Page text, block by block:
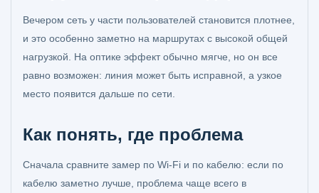
Вечером сеть у части пользователей становится плотнее,
и это особенно заметно на маршрутах с высокой общей
нагрузкой. На оптике эффект обычно мягче, но он все
равно возможен: линия может быть исправной, а узкое
место появится дальше по сети.
Как понять, где проблема
Сначала сравните замер по Wi‑Fi и по кабелю: если по
кабелю заметно лучше, проблема чаще всего в